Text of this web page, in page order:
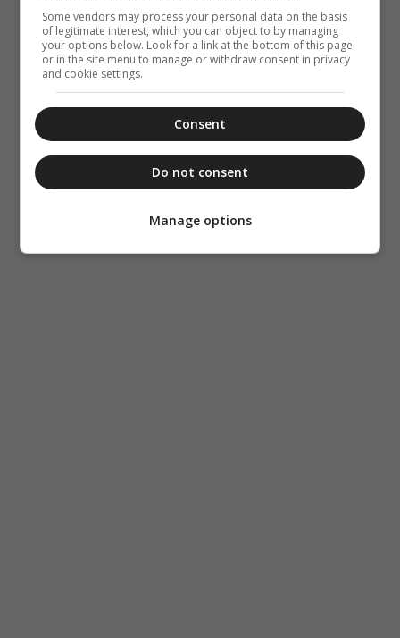
Some vendors may process your personal data on the basis
of legitimate interest, which you can object to by managing
your options below. Look for a link at the bottom of this page
or in the site menu to manage or withdraw consent in privacy
and cookie settings.
Consent
Do not consent
Manage options